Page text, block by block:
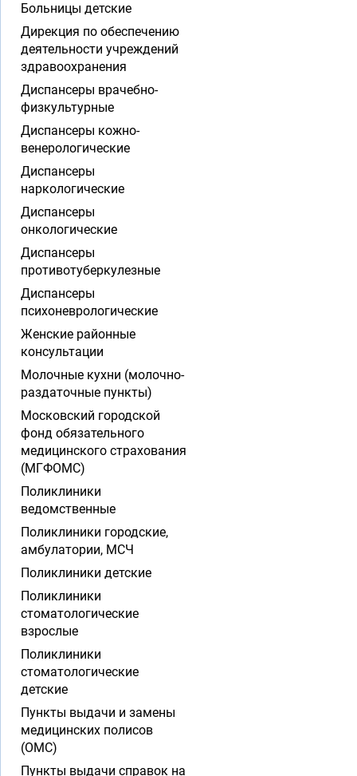
Больницы детские
Дирекция по обеспечению
деятельности учреждений
здравоохранения
Диспансеры врачебно-
физкультурные
Диспансеры кожно-
венерологические
Диспансеры
наркологические
Диспансеры
онкологические
Диспансеры
противотуберкулезные
Диспансеры
психоневрологические
Женские районные
консультации
Молочные кухни (молочно-
раздаточные пункты)
Московский городской
фонд обязательного
медицинского страхования
(МГФОМС)
Поликлиники
ведомственные
Поликлиники городские,
амбулатории, МСЧ
Поликлиники детские
Поликлиники
стоматологические
взрослые
Поликлиники
стоматологические
детские
Пункты выдачи и замены
медицинских полисов
(ОМС)
Пункты выдачи справок на